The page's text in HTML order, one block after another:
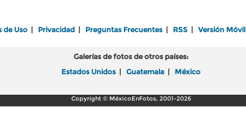
de Uso Privacidad Preguntas Frecuentes RSS Versión Móvil
Galerías de fotos de otros países:
Estados Unidos
Guatemala México
Copyright © MéxicoEnFotos, 2001-2026